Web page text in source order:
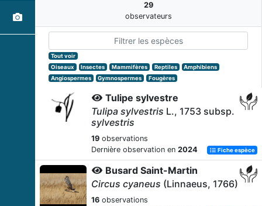
29
observateurs
Tout voir
Oiseaux
Insectes Mammifères Reptiles
Amphibiens
Angiospermes
Gymnospermes Fougères
Tulipe sylvestre
Tulipa sylvestris L., 1753 subsp.
sylvestris
19 observations
Dernière observation en 2024 Fiche espèce
Busard Saint-Martin
Circus cyaneus (Linnaeus, 1766)
16 observations